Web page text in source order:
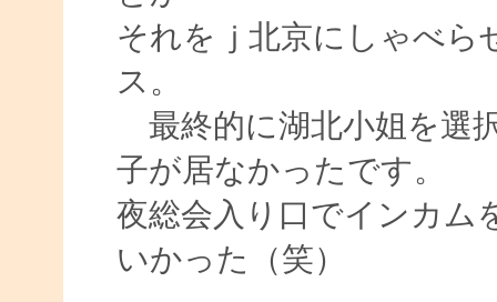
それをｊ北京にしゃべら
ス。
最終的に湖北小姐を選
子が居なかったです。
夜総会入り口でインカム
いかった（笑）